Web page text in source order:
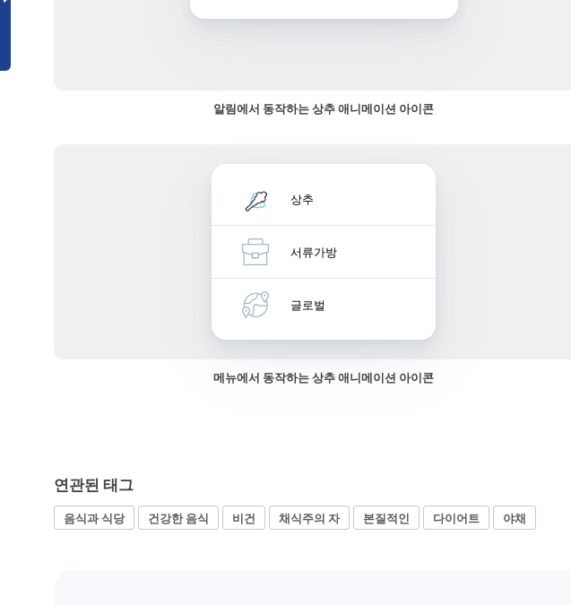
알림에서 동작하는 상추 애니메이션 아이콘
상추
서류가방
글로벌
메뉴에서 동작하는 상추 애니메이션 아이콘
연관된 태그
음식과 식당 건강한 음식 비건 채식주의 자 본질적인 다이어트 야채